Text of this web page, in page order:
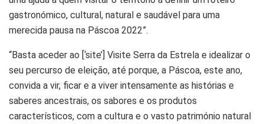
gastronómico, cultural, natural e saudável para uma
merecida pausa na Páscoa 2022”.
“Basta aceder ao [‘site’] Visite Serra da Estrela e idealizar o
seu percurso de eleição, até porque, a Páscoa, este ano,
convida a vir, ficar e a viver intensamente as histórias e
saberes ancestrais, os sabores e os produtos
característicos, com a cultura e o vasto património natural